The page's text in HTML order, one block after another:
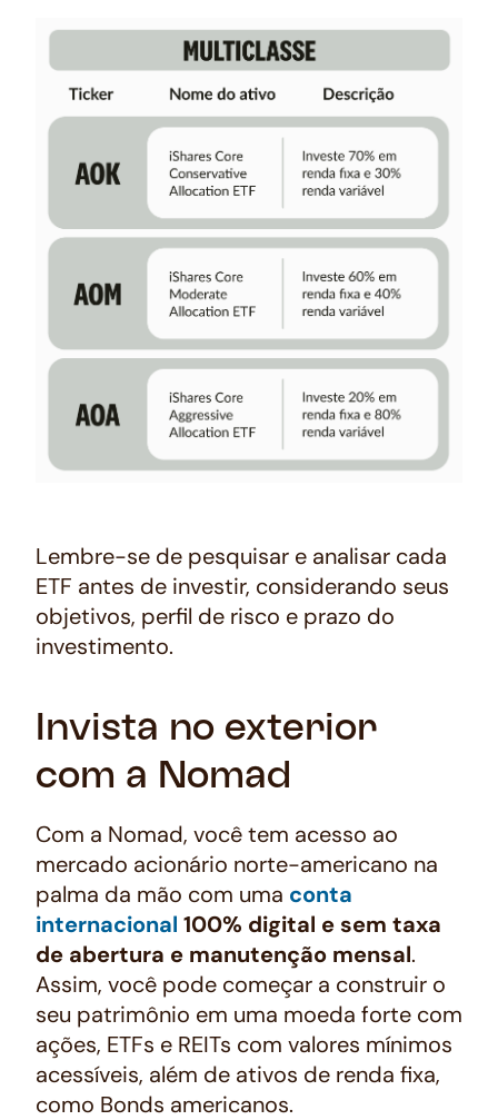
Lembre-se de pesquisar e analisar cada
ETF antes de investir, considerando seus
objetivos, perfil de risco e prazo do
investimento.
Invista no exterior
com a Nomad
Com a Nomad, você tem acesso ao
mercado acionário norte-americano na
palma da mão com uma conta
internacional 100% digital e sem taxa
de abertura e manutenção mensal.
Assim, você pode começar a construir o
seu patrimônio em uma moeda forte com
ações, ETFs e REITs com valores mínimos
acessíveis, além de ativos de renda fixa,
como Bonds americanos.